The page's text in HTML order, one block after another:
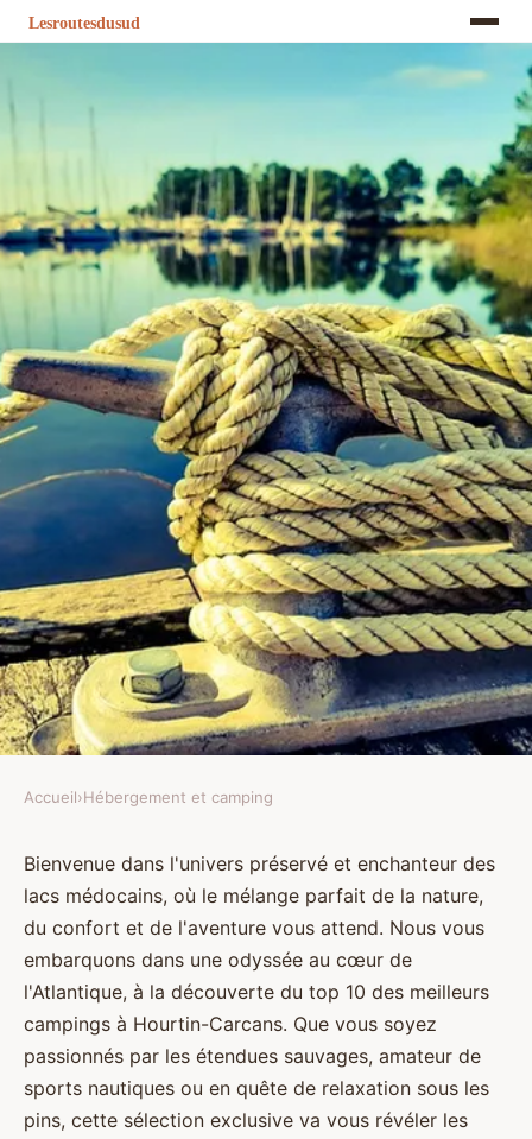
HÉBERGEMENT ET CAMPING
Top 10 des meilleurs campings à
Hourtin-Carcans
Charlie•5 juillet 2024 •8 min de lecture
Accueil›Hébergement et camping
Bienvenue dans l'univers préservé et enchanteur des
lacs médocains, où le mélange parfait de la nature,
du confort et de l'aventure vous attend. Nous vous
embarquons dans une odyssée au cœur de
l'Atlantique, à la découverte du top 10 des meilleurs
campings à Hourtin-Carcans. Que vous soyez
passionnés par les étendues sauvages, amateur de
sports nautiques ou en quête de relaxation sous les
pins, cette sélection exclusive va vous révéler les